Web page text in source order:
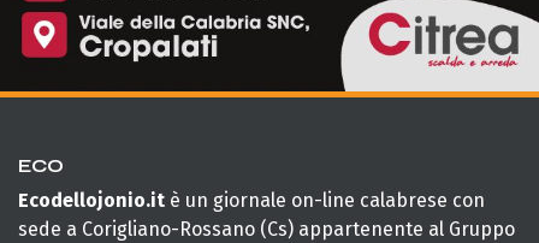
ECO
Ecodellojonio.it è un giornale on-line calabrese con
sede a Corigliano-Rossano (Cs) appartenente al Gruppo